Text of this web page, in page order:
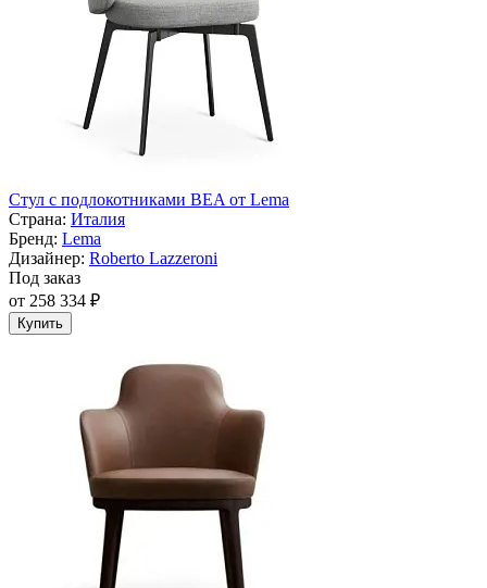
Cтул с подлокотниками BEA от Lema
Страна: Италия
Бренд: Lema
Дизайнер: Roberto Lazzeroni
Под заказ
от 258 334 ₽
Купить